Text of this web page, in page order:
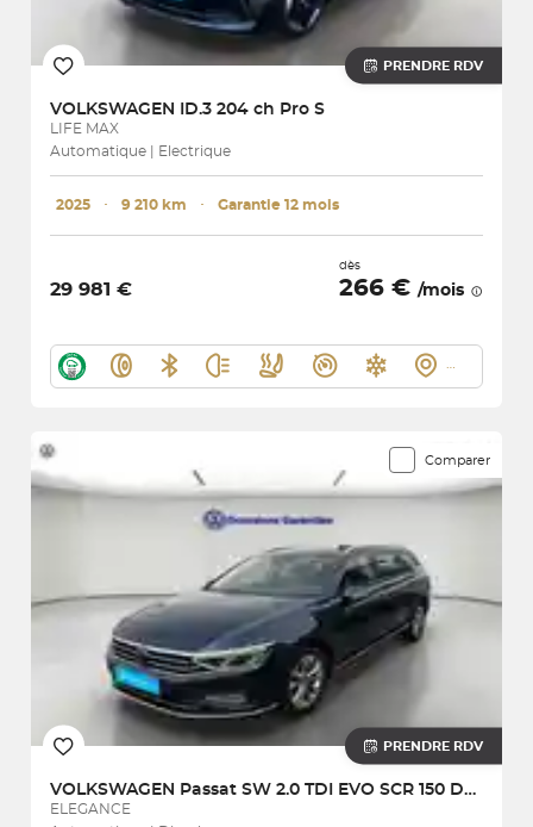
PRENDRE RDV
VOLKSWAGEN ID.3 204 ch Pro S
LIFE MAX
Automatique | Electrique
2025 ･ 9 210 km ･ Garantie 12 mois
29 981 €
dès
266 € /mois
Comparer
PRENDRE RDV
VOLKSWAGEN Passat SW 2.0 TDI EVO SCR 150 DSG7
ELEGANCE